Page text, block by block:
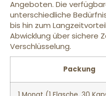
Angeboten. Die
unterschiedliche
bis hin zum
Abwicklung über sichere
Verschlüsselung.
Packung